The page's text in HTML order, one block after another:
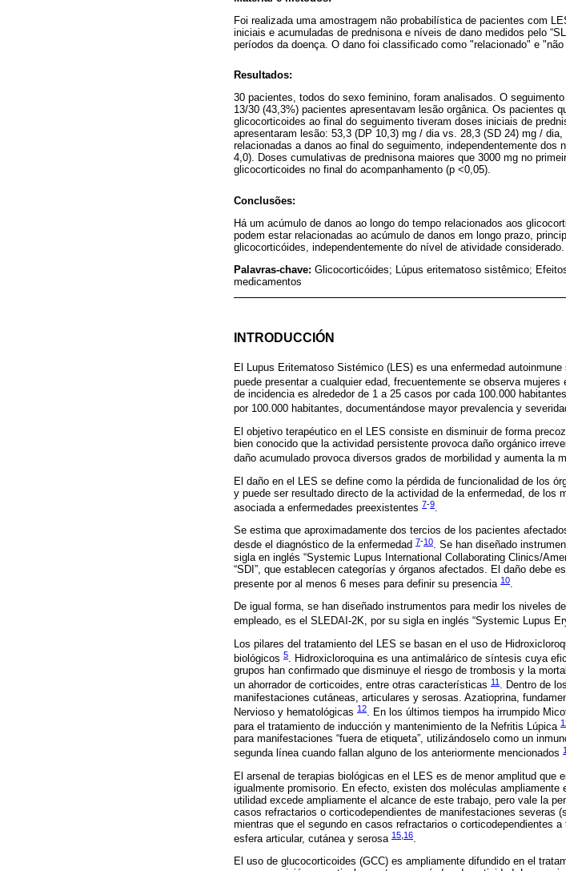
Foi realizada uma amostragem não probabilística de pacientes com
iniciais e acumuladas de prednisona e níveis de dano medidos pelo
períodos da doença. O dano foi classificado como "relacionado" e
Resultados:
30 pacientes, todos do sexo feminino, foram analisados. O
13/30 (43,3%) pacientes apresentavam lesão orgânica. Os pacientes
glicocorticoides ao final do seguimento tiveram doses iniciais de
apresentaram lesão: 53,3 (DP 10,3) mg / dia vs. 28,3 (SD 24) mg /
relacionadas a danos ao final do seguimento, independentemente
4,0). Doses cumulativas de prednisona maiores que 3000 mg no
glicocorticoides no final do acompanhamento (p <0,05).
Conclusões:
Há um acúmulo de danos ao longo do tempo relacionados aos
podem estar relacionadas ao acúmulo de danos em longo prazo,
glicocorticóides, independentemente do nível de atividade considerado.
Palavras-chave: Glicocorticóides; Lúpus eritematoso sistêmico;
medicamentos
INTRODUCCIÓN
El Lupus Eritematoso Sistémico (LES) es una enfermedad
puede presentar a cualquier edad, frecuentemente se observa mujeres
de incidencia es alrededor de 1 a 25 casos por cada 100.000
por 100.000 habitantes, documentándose mayor prevalencia y
El objetivo terapéutico en el LES consiste en disminuir de forma
bien conocido que la actividad persistente provoca daño orgánico
daño acumulado provoca diversos grados de morbilidad y aumenta la
El daño en el LES se define como la pérdida de funcionalidad de los
y puede ser resultado directo de la actividad de la enfermedad, de los
asociada a enfermedades preexistentes 7-9.
Se estima que aproximadamente dos tercios de los pacientes
desde el diagnóstico de la enfermedad 7-10. Se han diseñado
sigla en inglés “Systemic Lupus International Collaborating Clinics/
“SDI”, que establecen categorías y órganos afectados. El daño debe
presente por al menos 6 meses para definir su presencia 10.
De igual forma, se han diseñado instrumentos para medir los niveles
empleado, es el SLEDAI-2K, por su sigla en inglés “Systemic Lupus
Los pilares del tratamiento del LES se basan en el uso de
biológicos 5. Hidroxicloroquina es una antimalárico de síntesis cuya
grupos han confirmado que disminuye el riesgo de trombosis y la
un ahorrador de corticoides, entre otras características 11 . Dentro de
manifestaciones cutáneas, articulares y serosas. Azatioprina,
Nervioso y hematológicas 12
. En los últimos tiempos ha irrumpido
para el tratamiento de inducción y mantenimiento de la Nefritis Lúpica
para manifestaciones “fuera de etiqueta”, utilizándoselo como un
segunda línea cuando fallan alguno de los anteriormente mencionados
El arsenal de terapias biológicas en el LES es de menor amplitud que
igualmente promisorio. En efecto, existen dos moléculas
utilidad excede ampliamente el alcance de este trabajo, pero vale la
casos refractarios o corticodependientes de manifestaciones severas
mientras que el segundo en casos refractarios o corticodependientes
esfera articular, cutánea y serosa 15 16.
El uso de glucocorticoides (GCC) es ampliamente difundido en el